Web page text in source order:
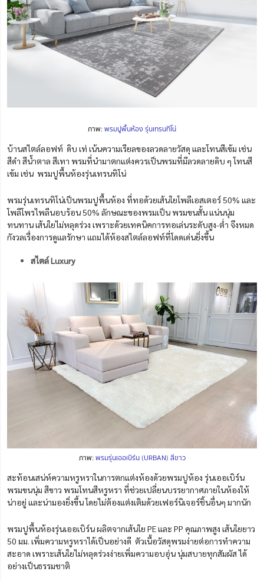
ภาพ:พรมปูพื้นห้อง รุ่นเทรนทิโน่
บ้านสไตล์ลอฟท์ ดิบ เท่ เน้นความเรียลของลวดลายวัสดุ และโทนสีเข้ม เช่น
สีดำ สีน้ำตาล สีเทา พรมที่นำมาตกแต่งควรเป็นพรมที่มีลวดลายดิบ ๆ โทนสี
เข้ม เช่น พรมปูพื้นห้องรุ่นเทรนทิโน่
พรมรุ่นเทรนทิโน่เป็นพรมปูพื้นห้อง ที่ทอด้วยเส้นใยโพลีเอสเตอร์ 50% และ
โพลีโพรไพลีนอบร้อน 50% ลักษณะของพรมเป็น พรมขนสั้น แน่นนุ่ม
ทนทาน เส้นใยไม่หลุดร่วง เพราะด้วยเทคนิคการทอเล่นระดับสูง-ต่ำ จึงหมด
กังวลเรื่องการดูแลรักษา แถมได้ห้องสไตล์ลอฟท์ที่โดดเด่นยิ่งขึ้น
สไตล์ Luxury
ภาพ:พรมรุ่นเออเบิร์น (URBAN) สีขาว
สะท้อนเสน่ห์ความหรูหราในการตกแต่งห้องด้วยพรมปูห้อง รุ่นเออเบิร์น
พรมขนนุ่ม สีขาว พรมโทนสีหรูหรา ที่ช่วยเปลี่ยนบรรยากาศภายในห้องให้
น่าอยู่ และน่ามองยิ่งขึ้น โดยไม่ต้องแต่งเติมด้วยเฟอร์นิเจอร์ชิ้นอื่นๆ มากนัก
พรมปูพื้นห้องรุ่นเออเบิร์น ผลิตจากเส้นใย PE และ PP คุณภาพสูง เส้นใยยาว
50 มม. เพิ่มความหรูหราได้เป็นอย่างดี ตัวเนื้อวัสดุพรมง่ายต่อการทำความ
สะอาด เพราะเส้นใยไม่หลุดร่วงง่ายเพิ่มความอบอุ่น นุ่มสบายทุกสัมผัส ได้
อย่างเป็นธรรมชาติ